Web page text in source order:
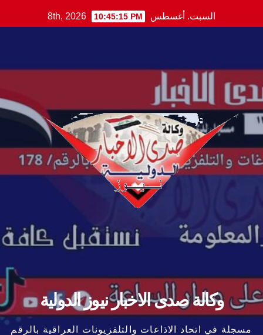
to
السبت. أغسطس 8th, 2026 10:45:16 PM
وكالة صدى الاخبار نيوز الدولية
مسجلة في اتحاد الاذاعات والتلفزيونات العراقية بالرقم